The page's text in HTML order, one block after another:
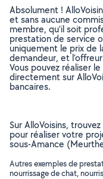
Absolument !
et sans aucune
membre, qu’il soit
prestation de service
uniquement le prix de
demandeur, et
Vous pouvez réaliser
directement sur
bancaires.
Sur AlloVoisins,
pour réaliser votre
sous-Amance
Autres exemples de
nourrissage de chat,